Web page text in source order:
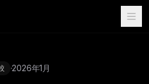
·2026年1月